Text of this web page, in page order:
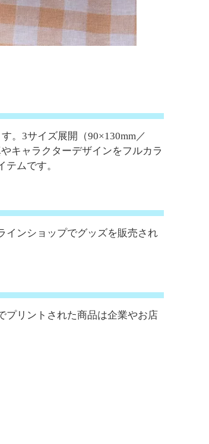
。3サイズ展開（90×130mm／
キャラクターデザインをフルカラ
ムです。
インショップでグッズを販売され
プリントされた商品は企業やお店